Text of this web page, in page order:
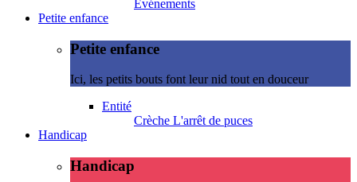
Evénements
Petite enfance
Petite enfance
Ici, les petits bouts font leur nid tout en douceur
Entité
Crèche L'arrêt de puces
Handicap
Handicap